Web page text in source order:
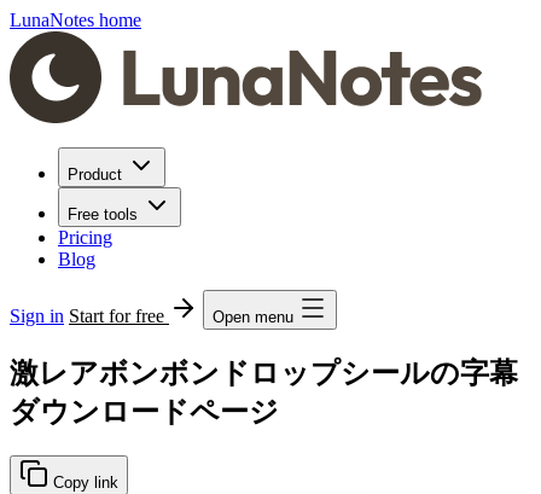
LunaNotes home
Product
Free tools
Pricing
Blog
Sign in Start for free Open menu
激レアボンボンドロップシールの字幕
ダウンロードページ
Copy link